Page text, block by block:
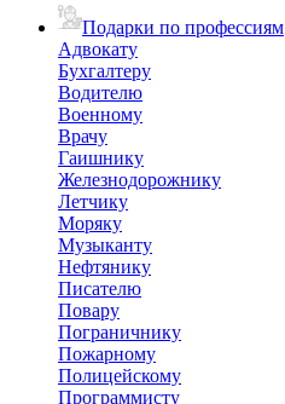
Подарки по профессиям
Адвокату
Бухгалтеру
Водителю
Военному
Врачу
Гаишнику
Железнодорожнику
Летчику
Моряку
Музыканту
Нефтянику
Писателю
Повару
Пограничнику
Пожарному
Полицейскому
Программисту